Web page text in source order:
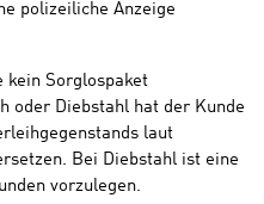
polizeiliche Anzeige
kein Sorglospaket
oder Diebstahl hat der Kunde
laut
Bei Diebstahl ist eine
vorzulegen.